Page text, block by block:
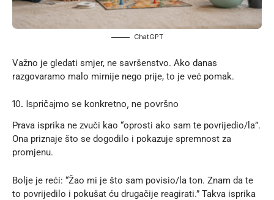
ChatGPT
Važno je gledati smjer, ne savršenstvo. Ako danas
razgovaramo malo mirnije nego prije, to je već pomak.
10. Ispričajmo se konkretno, ne površno
Prava isprika ne zvuči kao “oprosti ako sam te povrijedio/la”.
Ona priznaje što se dogodilo i pokazuje spremnost za
promjenu.
Bolje je reći: “Žao mi je što sam povisio/la ton. Znam da te
to povrijedilo i pokušat ću drugačije reagirati.” Takva isprika